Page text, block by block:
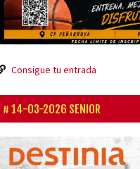
Consigue tu entrada
14-03-2026 SENIOR